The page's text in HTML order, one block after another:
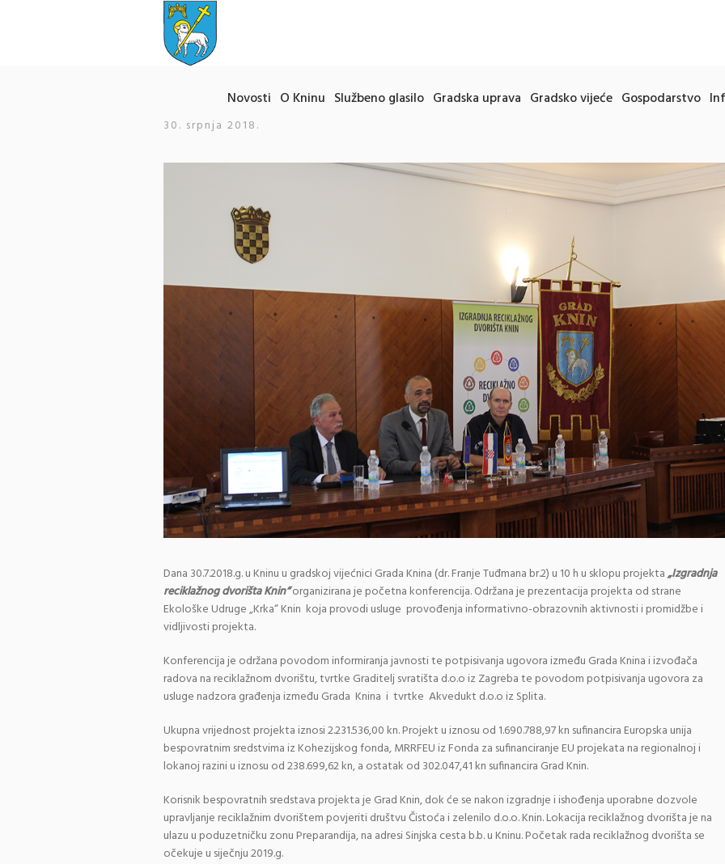
Novosti O Kninu Službeno glasilo Gradska uprava Gradsko vijeće Gospodarstvo
30. srpnja 2018.
Dana 30.7.2018.g. u Kninu u gradskoj vijećnici Grada Knina (dr. Franje Tuđmana br.2) u 10 h u sklopu projekta„Izgradnja
reciklažnog dvorišta Knin“organizirana je početna konferencija. Održana je prezentacija projekta od strane
Ekološke Udruge „Krka“ Knin koja provodi usluge provođenja informativno-obrazovnih aktivnosti i promidžbe i
vidljivosti projekta.
Konferencija je održana povodom informiranja javnosti te potpisivanja ugovora između Grada Knina i izvođača
radova na reciklažnom dvorištu, tvrtke Graditelj svratišta d.o.o iz Zagreba te povodom potpisivanja ugovora za
usluge nadzora građenja između Grada Knina i tvrtke Akvedukt d.o.o iz Splita.
Ukupna vrijednost projekta iznosi 2.231.536,00 kn. Projekt u iznosu od 1.690.788,97 kn sufinancira Europska unija
bespovratnim sredstvima iz Kohezijskog fonda, MRRFEU iz Fonda za sufinanciranje EU projekata na regionalnoj i
lokanoj razini u iznosu od 238.699,62 kn, a ostatak od 302.047,41 kn sufinancira Grad Knin.
Korisnik bespovratnih sredstava projekta je Grad Knin, dok će se nakon izgradnje i ishođenja uporabne dozvole
upravljanje reciklažnim dvorištem povjeriti društvu Čistoća i zelenilo d.o.o. Knin. Lokacija reciklažnog dvorišta je na
ulazu u poduzetničku zonu Preparandija, na adresi Sinjska cesta b.b. u Kninu. Početak rada reciklažnog dvorišta se
očekuje u siječnju 2019.g.